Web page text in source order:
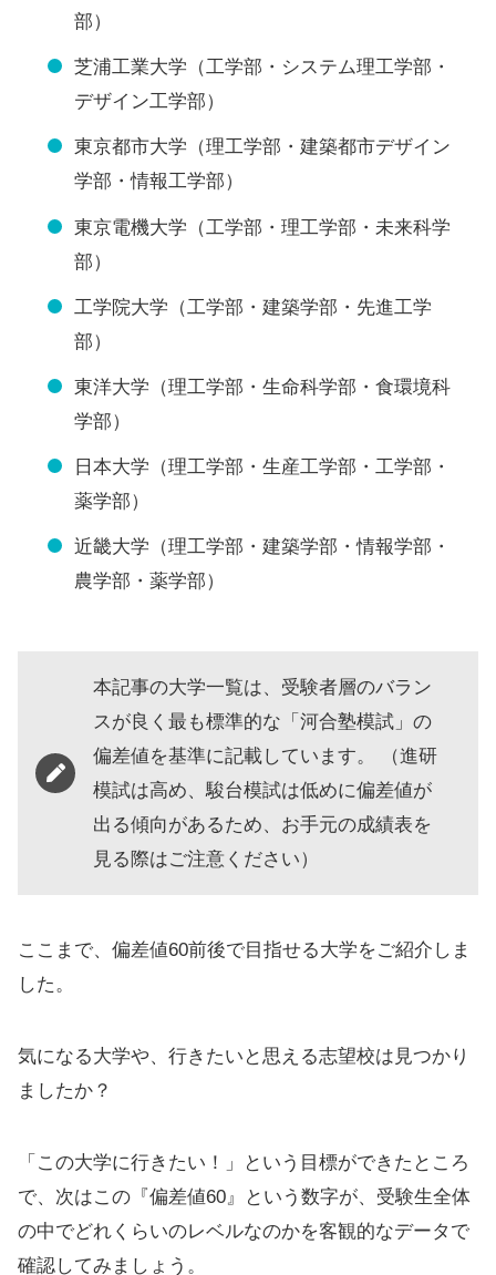
部）
芝浦工業大学（工学部・システム理工学部・
デザイン工学部）
東京都市大学（理工学部・建築都市デザイン
学部・情報工学部）
東京電機大学（工学部・理工学部・未来科学
部）
工学院大学（工学部・建築学部・先進工学
部）
東洋大学（理工学部・生命科学部・食環境科
学部）
日本大学（理工学部・生産工学部・工学部・
薬学部）
近畿大学（理工学部・建築学部・情報学部・
農学部・薬学部）
本記事の大学一覧は、受験者層のバラン
スが良く最も標準的な「河合塾模試」の
偏差値を基準に記載しています。 （進研
模試は高め、駿台模試は低めに偏差値が
出る傾向があるため、お手元の成績表を
見る際はご注意ください）
ここまで、偏差値60前後で目指せる大学をご紹介しま
した。
気になる大学や、行きたいと思える志望校は見つかり
ましたか？
「この大学に行きたい！」という目標ができたところ
で、次はこの『偏差値60』という数字が、受験生全体
の中でどれくらいのレベルなのかを客観的なデータで
確認してみましょう。